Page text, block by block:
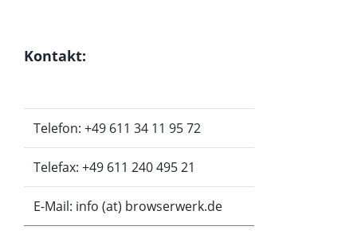
Kontakt:
Telefon: +49 611 34 11 95 72
Telefax: +49 611 240 495 21
E-Mail: info (at) browserwerk.de